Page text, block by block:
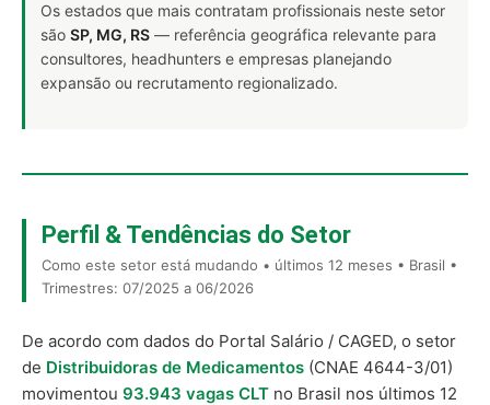
Os estados que mais contratam profissionais neste setor
são SP, MG, RS — referência geográfica relevante para
consultores, headhunters e empresas planejando
expansão ou recrutamento regionalizado.
Perfil & Tendências do Setor
Como este setor está mudando • últimos 12 meses • Brasil •
Trimestres: 07/2025 a 06/2026
De acordo com dados do Portal Salário / CAGED, o setor
de Distribuidoras de Medicamentos (CNAE 4644-3/01)
movimentou 93.943 vagas CLT no Brasil nos últimos 12